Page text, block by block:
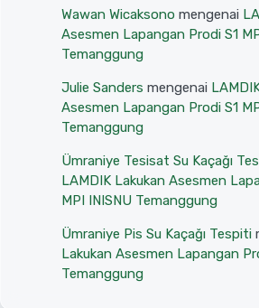
Wawan Wicaksono mengenai
Asesmen Lapangan Prodi S1
Temanggung
Julie Sanders mengenai
Asesmen Lapangan Prodi S1
Temanggung
Ümraniye Tesisat Su Kaçağı
LAMDIK Lakukan Asesmen
MPI INISNU Temanggung
Ümraniye Pis Su Kaçağı Tespiti
Lakukan Asesmen Lapangan
Temanggung